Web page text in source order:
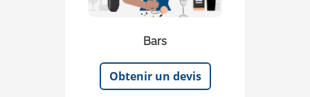
Bars
Obtenir un devis